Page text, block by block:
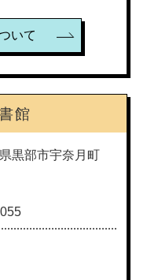
いて
館
黒部市宇奈月町